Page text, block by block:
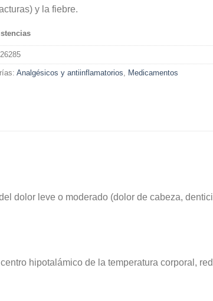
y la fiebre.
Analgésicos y antiinflamatorios, Medicamentos
dolor leve o moderado (dolor de cabeza,
hipotalámico de la temperatura corporal,